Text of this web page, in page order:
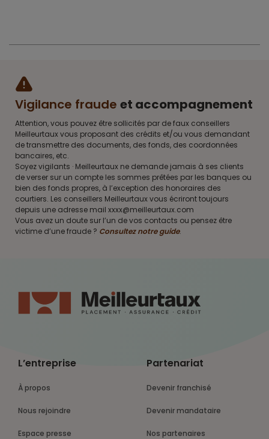
Vigilance fraude et accompagnement
Attention, vous pouvez être sollicités par de faux conseillers
Meilleurtaux vous proposant des crédits et/ou vous demandant
de transmettre des documents, des fonds, des coordonnées
bancaires, etc.
Soyez vigilants · Meilleurtaux ne demande jamais à ses clients
de verser sur un compte les sommes prêtées par les banques ou
bien des fonds propres, à l’exception des honoraires des
courtiers. Les conseillers Meilleurtaux vous écriront toujours
depuis une adresse mail xxxx@meilleurtaux.com
Vous avez un doute sur l’un de vos contacts ou pensez être
victime d’une fraude ? Consultez notre guide.
L’entreprise
À propos
Nous rejoindre
Espace presse
Partenariat
Devenir franchisé
Devenir mandataire
Nos partenaires